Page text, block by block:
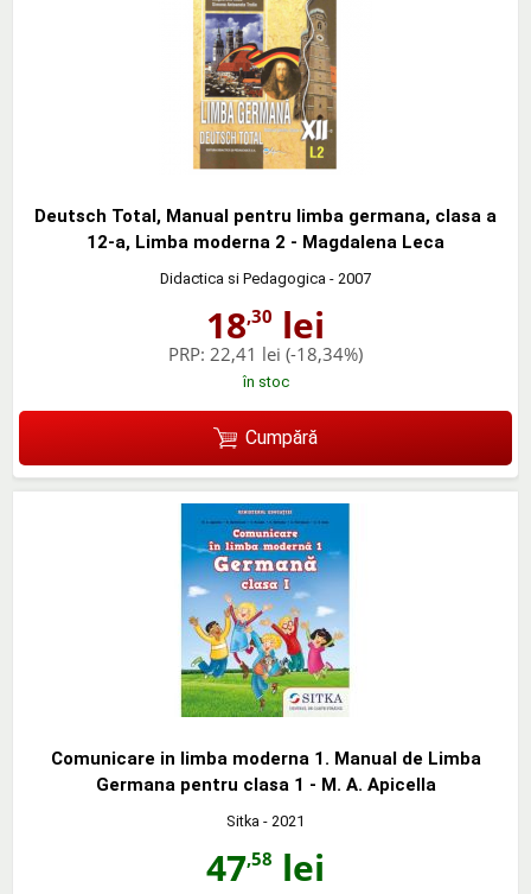
Deutsch Total, Manual pentru limba germana, clasa a
12-a, Limba moderna 2 - Magdalena Leca
Didactica si Pedagogica - 2007
18,30 lei
PRP: 22,41 lei (-18,34%)
în stoc
Cumpără
Comunicare in limba moderna 1. Manual de Limba
Germana pentru clasa 1 - M. A. Apicella
Sitka - 2021
47,58 lei